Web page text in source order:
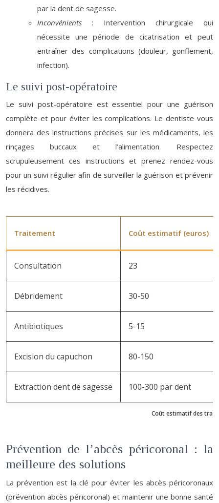
par la dent de sagesse.
Inconvénients : Intervention chirurgicale qui
nécessite une période de cicatrisation et peut
entraîner des complications (douleur, gonflement,
infection).
Le suivi post-opératoire
Le suivi post-opératoire est essentiel pour une guérison
complète et pour éviter les complications. Le dentiste vous
donnera des instructions précises sur les médicaments, les
rinçages buccaux et l’alimentation. Respectez
scrupuleusement ces instructions et prenez rendez-vous
pour un suivi régulier afin de surveiller la guérison et prévenir
les récidives.
Coût estimatif des
Traitement Coût estimatif (euros)
Consultation 23
Débridement 30-50
Antibiotiques 5-15
Excision du capuchon 80-150
Extraction dent de sagesse 100-300 par dent
Prévention de l’abcès péricoronal : la
meilleure des solutions
La prévention est la clé pour éviter les abcès péricoronaux
(prévention abcès péricoronal) et maintenir une bonne santé